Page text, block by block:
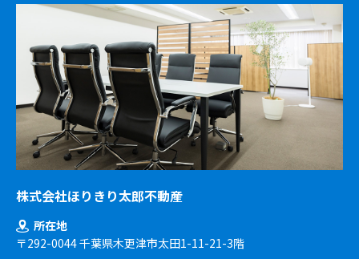
株式会社ほりきり太郎不動産
所在地
〒292-0044 千葉県木更津市太田1-11-21-3階